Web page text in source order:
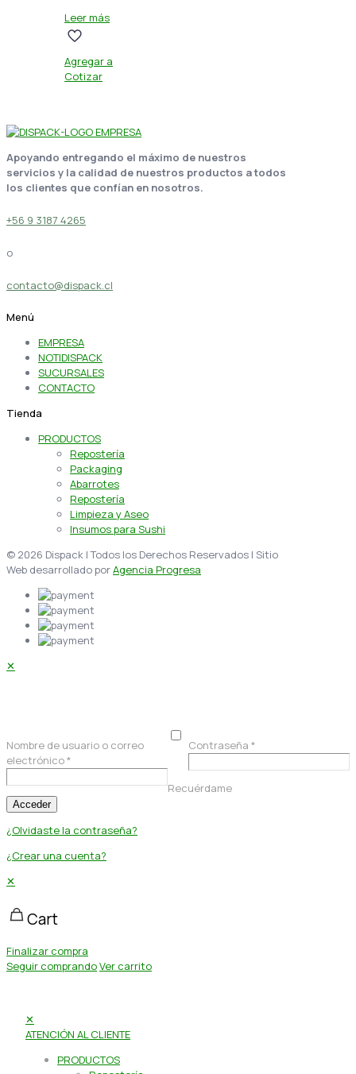
Leer más
Agregar a
Cotizar
Apoyando entregando el máximo de nuestros
servicios y la calidad de nuestros productos a todos
los clientes que confían en nosotros.
+56 9 3187 4265
o
contacto@dispack.cl
Menú
EMPRESA
NOTIDISPACK
SUCURSALES
CONTACTO
Tienda
PRODUCTOS
Repostería
Packaging
Abarrotes
Repostería
Limpieza y Aseo
Insumos para Sushi
© 2026 Dispack | Todos los Derechos Reservados | Sitio
Web desarrollado porAgencia Progresa
✕
Nombre de usuario o correo
electrónico*
Contraseña *
Recuérdame
Acceder
¿Olvidaste la contraseña?
¿Crear una cuenta?
✕
Cart
Finalizar compra
Seguir comprandoVer carrito
✕
ATENCIÓN AL CLIENTE
PRODUCTOS